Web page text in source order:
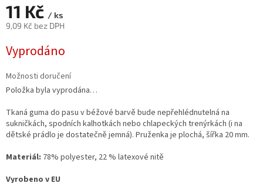
11 Kč / ks
9,09 Kč bez DPH
cena:
Vyprodáno
Možnosti doručení
Položka byla vyprodána…
Tkaná guma do pasu v béžové barvě bude nepřehlédnutelná na
sukničkách, spodních kalhotkách nebo chlapeckých trenýrkách (i na
dětské prádlo je dostatečně jemná). Pruženka je plochá, šířka 20 mm.
Materiál: 78% polyester, 22 % latexové nitě
Vyrobeno v EU